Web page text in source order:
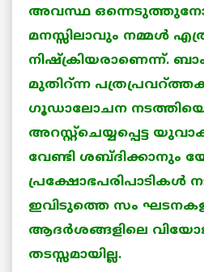
അവസ്ഥ
മനസ്സിലാവും നമ്മള്‍
നിഷ്ക്രിയരാണെന്ന്.
മുതിറ്ന്ന
ഗൂഡാലോചന
അറസ്റ്റ്ചെയ്യപ്പെട്ട
വേണ്ടി ശബ്ദിക്കാനും
പ്രക്ഷോഭപരിപാടികള്‍
ഇവിടുത്തെ സം
ആദര്‍ശങ്ങളിലെ
തടസ്സമായില്ല.